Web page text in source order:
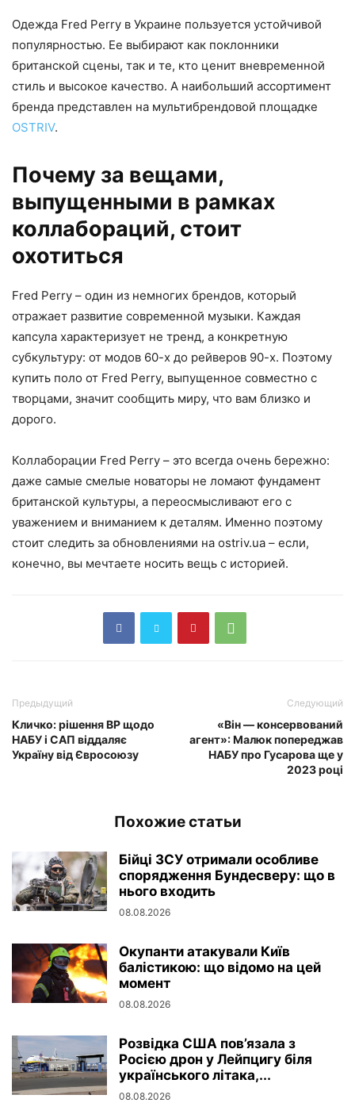
Одежда Fred Perry в Украине пользуется устойчивой
популярностью. Ее выбирают как поклонники
британской сцены, так и те, кто ценит вневременной
стиль и высокое качество. А наибольший ассортимент
бренда представлен на мультибрендовой площадке
OSTRIV.
Почему за вещами,
выпущенными в рамках
коллабораций, стоит
охотиться
Fred Perry – один из немногих брендов, который
отражает развитие современной музыки. Каждая
капсула характеризует не тренд, а конкретную
субкультуру: от модов 60-х до рейверов 90-х. Поэтому
купить поло от Fred Perry, выпущенное совместно с
творцами, значит сообщить миру, что вам близко и
дорого.
Коллаборации Fred Perry – это всегда очень бережно:
даже самые смелые новаторы не ломают фундамент
британской культуры, а переосмысливают его с
уважением и вниманием к деталям. Именно поэтому
стоит следить за обновлениями на ostriv.ua – если,
конечно, вы мечтаете носить вещь с историей.
Предыдущий
Кличко: рішення ВР щодо
НАБУ і САП віддаляє
Україну від Євросоюзу
Следующий
«Він — консервований
агент»: Малюк попереджав
НАБУ про Гусарова ще у
2023 році
Похожие статьи
Бійці ЗСУ отримали особливе
спорядження Бундесверу: що в
нього входить
08.08.2026
Окупанти атакували Київ
балістикою: що відомо на цей
момент
08.08.2026
Розвідка США пов’язала з
Росією дрон у Лейпцигу біля
українського літака,...
08.08.2026